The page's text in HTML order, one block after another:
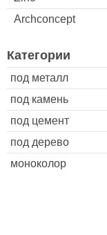
Archconcept
Категории
под металл
под камень
под цемент
под дерево
моноколор